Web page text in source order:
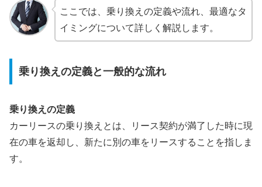
ここでは、乗り換えの定義や流れ、最適なタ
イミングについて詳しく解説します。
乗り換えの定義と一般的な流れ
乗り換えの定義
カーリースの乗り換えとは、リース契約が満了した時に現
在の車を返却し、新たに別の車をリースすることを指しま
す。